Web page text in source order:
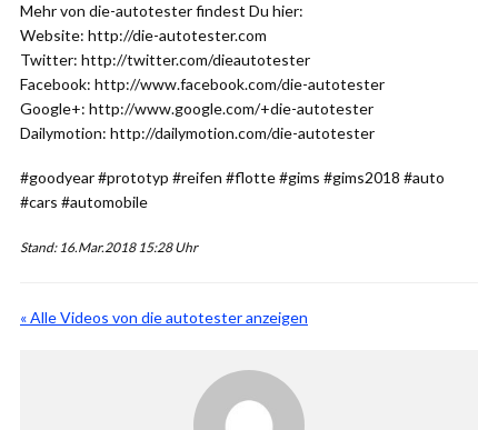
Mehr von die-autotester findest Du hier:
Website: http://die-autotester.com
Twitter: http://twitter.com/dieautotester
Facebook: http://www.facebook.com/die-autotester
Google+: http://www.google.com/+die-autotester
Dailymotion: http://dailymotion.com/die-autotester
#goodyear #prototyp #reifen #flotte #gims #gims2018 #auto
#cars #automobile
Stand: 16.Mar.2018 15:28 Uhr
« Alle Videos von die autotester anzeigen